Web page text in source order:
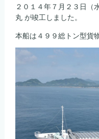
２０１４年７月２３日
丸 が竣工しました。
本船は４９９総トン型貨